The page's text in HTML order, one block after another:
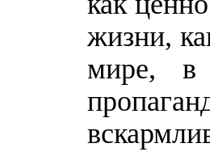
жизни,
мире, в